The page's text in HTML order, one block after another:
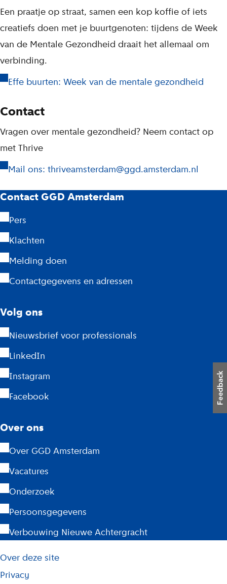
Een praatje op straat, samen een kop koffie of iets
creatiefs doen met je buurtgenoten: tijdens de Week
van de Mentale Gezondheid draait het allemaal om
verbinding.
Effe buurten: Week van de mentale gezondheid
Contact
Vragen over mentale gezondheid? Neem contact op
met Thrive
Mail ons: thriveamsterdam@ggd.amsterdam.nl
G
G
D
A
m
t
e
r
d
a
m
Contact GGD Amsterdam
Pers
Klachten
Melding doen
Contactgegevens en adressen
Volg ons
Nieuwsbrief voor professionals
LinkedIn
Instagram
Facebook
Over ons
Over GGD Amsterdam
Vacatures
Onderzoek
Persoonsgegevens
Verbouwing Nieuwe Achtergracht
i
j
Over deze site
Privacy